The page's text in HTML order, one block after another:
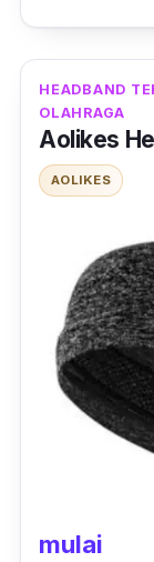
tidak
saat
kegiatan
HEADBAND
OLAHRAGA
Aolikes
AOLIKES
mulai